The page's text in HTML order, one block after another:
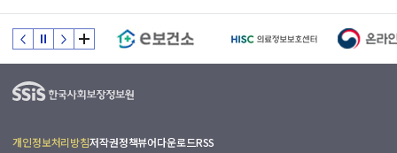
개인정보처리방침저작권정책뷰어다운로드RSS